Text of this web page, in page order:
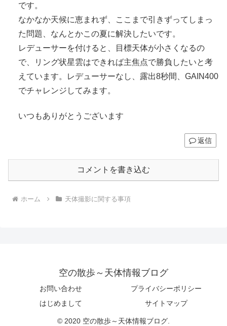
です。
なかなか天候に恵まれず、ここまで引きずってしまっ
た問題、なんとかこの夏に解決したいです。
レデューサーを付けると、目標天体が小さくなるの
で、リング状星雲はできれば主焦点で勝負したいと考
えています。レデューサーなし、露出8秒間、GAIN400
でチャレンジしてみます。
いつもありがとうございます
返信
コメントを書き込む
ホーム 天体撮影に関する事項
空の散歩～天体情報ブログ
お問い合わせ
プライバシーポリシー
はじめまして
サイトマップ
© 2020 空の散歩～天体情報ブログ.